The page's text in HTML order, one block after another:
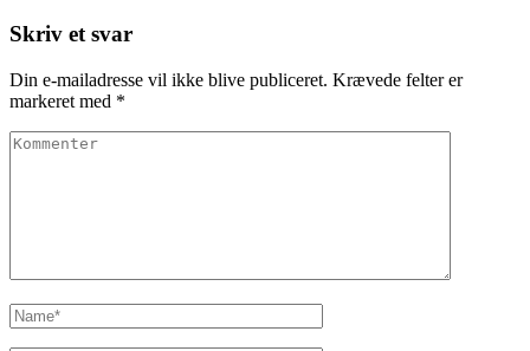
Skriv et svar
Din e-mailadresse vil ikke blive publiceret. Krævede felter er
markeret med *
Kommenter
Name*